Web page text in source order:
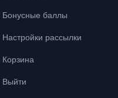
Бонусные баллы
Настройки рассылки
Корзина
Выйти